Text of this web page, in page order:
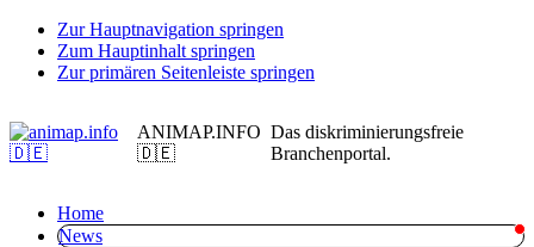
Zur Hauptnavigation springen
Zum Hauptinhalt springen
Zur primären Seitenleiste springen
ANIMAP.INFO
🇩🇪
Das diskriminierungsfreie
Branchenportal.
Home
News